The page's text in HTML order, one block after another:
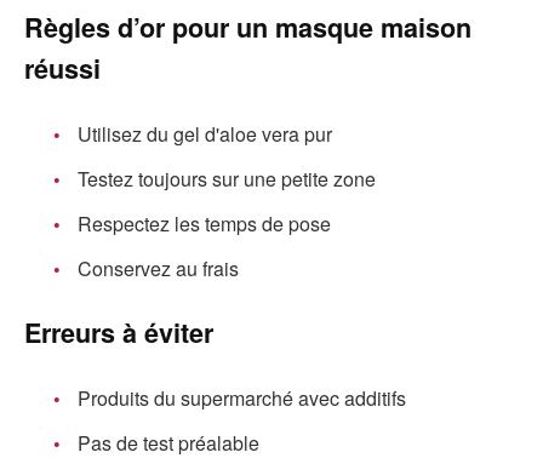
Règles d’or pour un masque maison
réussi
Utilisez du gel d'aloe vera pur
Testez toujours sur une petite zone
Respectez les temps de pose
Conservez au frais
Erreurs à éviter
Produits du supermarché avec additifs
Pas de test préalable